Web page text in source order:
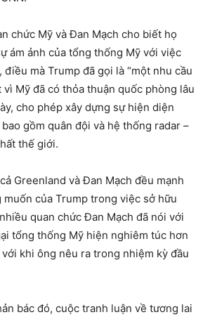
chức Mỹ và Đan Mạch cho biết họ
ám ảnh của tổng thống Mỹ với việc
điều mà Trump đã gọi là “một nhu cầu
vì Mỹ đã có thỏa thuận quốc phòng lâu
cho phép xây dựng sự hiện diện
gồm quân đội và hệ thống radar –
thế giới.
Greenland và Đan Mạch đều mạnh
muốn của Trump trong việc sở hữu
quan chức Đan Mạch đã nói với
tổng thống Mỹ hiện nghiêm túc hơn
khi ông nêu ra trong nhiệm kỳ đầu
bác đó, cuộc tranh luận về tương lai